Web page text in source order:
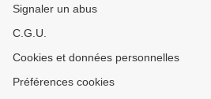
Signaler un abus
C.G.U.
Cookies et données personnelles
Préférences cookies